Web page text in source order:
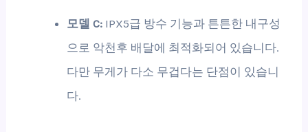
모델 C: IPX5급 방수 기능과 튼튼한 내구성
으로 악천후 배달에 최적화되어 있습니다.
다만 무게가 다소 무겁다는 단점이 있습니
다.